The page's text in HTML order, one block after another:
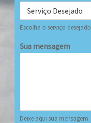
Escolha o serviço desejado
Sua mensagem
Deixe aqui sua mensagem.